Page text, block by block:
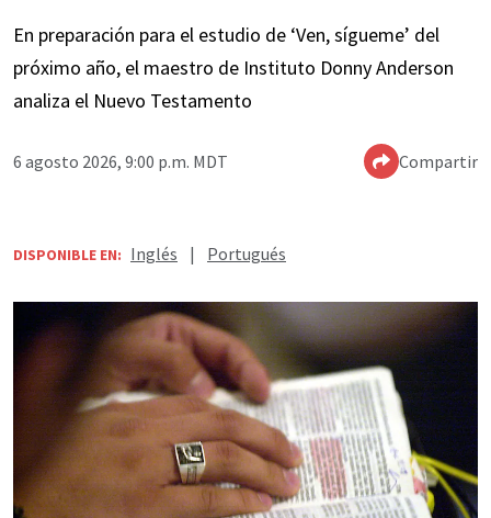
En preparación para el estudio de ‘Ven, sígueme’ del
próximo año, el maestro de Instituto Donny Anderson
analiza el Nuevo Testamento
6 agosto 2026, 9:00 p.m. MDT Compartir
DISPONIBLE EN: Inglés | Portugués